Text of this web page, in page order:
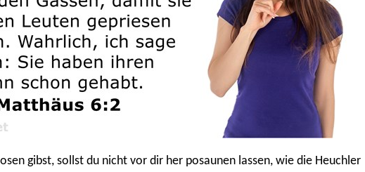
gibst, sollst du nicht vor dir her posaunen lassen, wie die Heuchler